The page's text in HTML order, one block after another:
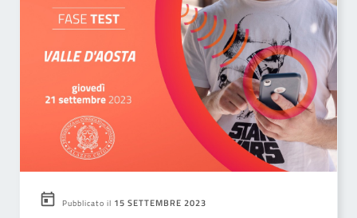
Pubblicato il 15 SETTEMBRE 2023